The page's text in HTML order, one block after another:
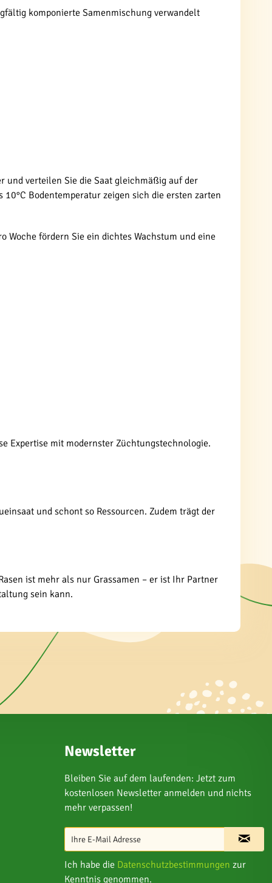
komponierte Samenmischung verwandelt
und verteilen Sie die Saat gleichmäßig auf der
Bodentemperatur zeigen sich die ersten zarten
fördern Sie ein dichtes Wachstum und eine
Expertise mit modernster Züchtungstechnologie.
und schont so Ressourcen. Zudem trägt der
ist mehr als nur Grassamen – er ist Ihr Partner
sein kann.
Newsletter
Bleiben Sie auf dem laufenden: Jetzt zum
kostenlosen Newsletter anmelden und nichts
mehr verpassen!
Ich habe die Datenschutzbestimmungen zur
Kenntnis genommen.